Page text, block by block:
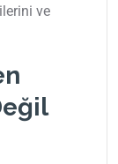
ve